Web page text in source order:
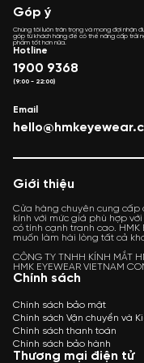
hơn giá trị sản phẩm cũ).
HMK chịu trách nhiệm
kể từ ngày cắt kính.
Trong quá trình đeo có
phí cho khách.
Vệ sinh miễn phí kính
Góp ý
Chúng tôi luôn trân trọng và mong đợi nhận
góp từ khách hàng để có thể nâng cấp trải
phẩm tốt hơn nữa.
Hotline
1900 9368
(9:00 - 22:00)
Email
Giới thiệu
Cửa hàng chuyên cung cấp
kính với mức giá phù hợp
có tính cạnh tranh cao.
muốn làm hài lòng tất cả
CÔNG TY TNHH KÍNH MẮT
HMK EYEWEAR VIETNAM
Chính sách
Chính sách bảo mật
Chính sách Vận chuyển và
Chính sách thanh toán
Chính sách bảo hành
Thương mại điện tử